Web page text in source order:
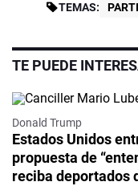
TEMAS:
TE PUEDE
Donald Trump
Estados Unidos
propuesta de
reciba deportados